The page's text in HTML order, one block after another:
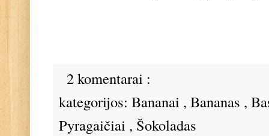
2 komentarai :
kategorijos: Bananai , Bananas ,
Pyragaičiai , Šokoladas